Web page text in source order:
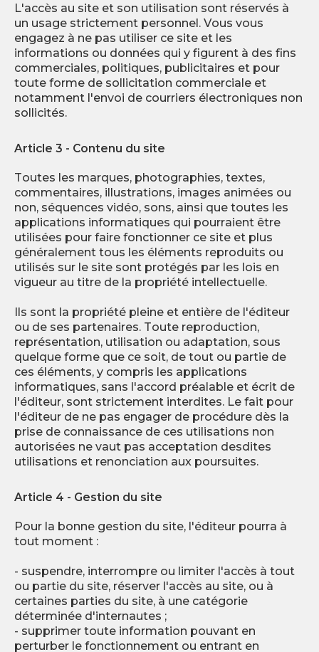
L'accès au site et son utilisation sont réservés à
un usage strictement personnel. Vous vous
engagez à ne pas utiliser ce site et les
informations ou données qui y figurent à des fins
commerciales, politiques, publicitaires et pour
toute forme de sollicitation commerciale et
notamment l'envoi de courriers électroniques non
sollicités.
Article 3 - Contenu du site
Toutes les marques, photographies, textes,
commentaires, illustrations, images animées ou
non, séquences vidéo, sons, ainsi que toutes les
applications informatiques qui pourraient être
utilisées pour faire fonctionner ce site et plus
généralement tous les éléments reproduits ou
utilisés sur le site sont protégés par les lois en
vigueur au titre de la propriété intellectuelle.
Ils sont la propriété pleine et entière de l'éditeur
ou de ses partenaires. Toute reproduction,
représentation, utilisation ou adaptation, sous
quelque forme que ce soit, de tout ou partie de
ces éléments, y compris les applications
informatiques, sans l'accord préalable et écrit de
l'éditeur, sont strictement interdites. Le fait pour
l'éditeur de ne pas engager de procédure dès la
prise de connaissance de ces utilisations non
autorisées ne vaut pas acceptation desdites
utilisations et renonciation aux poursuites.
Article 4 - Gestion du site
Pour la bonne gestion du site, l'éditeur pourra à
tout moment :
- suspendre, interrompre ou limiter l'accès à tout
ou partie du site, réserver l'accès au site, ou à
certaines parties du site, à une catégorie
déterminée d'internautes ;
- supprimer toute information pouvant en
perturber le fonctionnement ou entrant en